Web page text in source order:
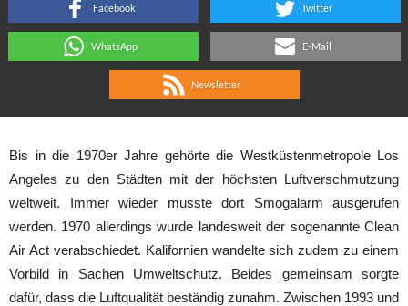
Facebook Twitter
WhatsApp E-Mail
Newsletter
Bis in die 1970er Jahre gehörte die Westküstenmetropole Los
Angeles zu den Städten mit der höchsten Luftverschmutzung
weltweit. Immer wieder musste dort Smogalarm ausgerufen
werden. 1970 allerdings wurde landesweit der sogenannte Clean
Air Act verabschiedet. Kalifornien wandelte sich zudem zu einem
Vorbild in Sachen Umweltschutz. Beides gemeinsam sorgte
dafür, dass die Luftqualität beständig zunahm. Zwischen 1993 und